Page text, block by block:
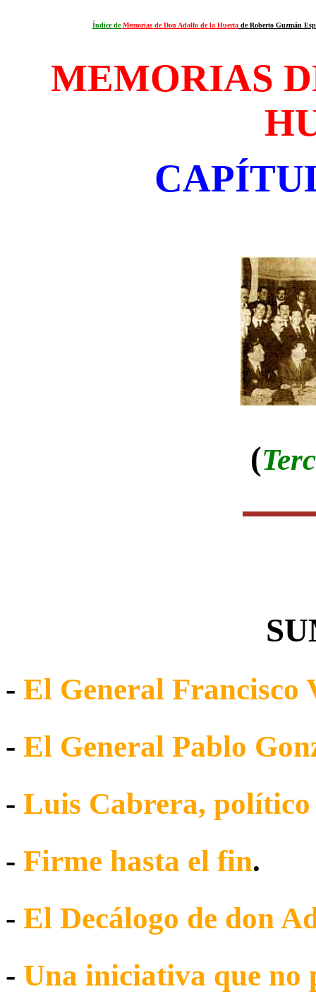
Índice deMemorias de Don Adolfo de la Huertade Roberto Guzmán
MEMORIAS
(
- El General Francisco
- El General Pablo
- Luis Cabrera, político
- Firme hasta el fin.
- El Decálogo de don
- Una iniciativa que no